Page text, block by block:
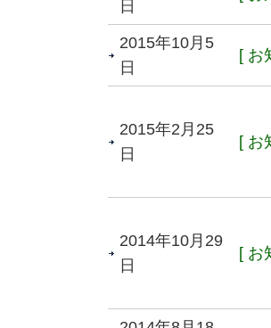
日
2015年10月5
日
[ お
2015年2月25
日
[ お
2014年10月29
日
[ お